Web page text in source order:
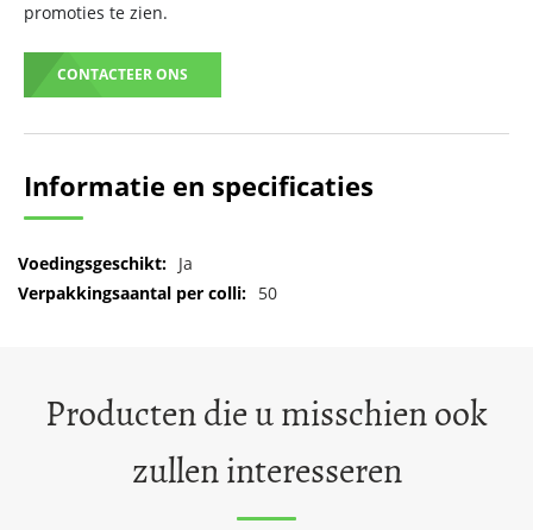
promoties te zien.
CONTACTEER ONS
Informatie en specificaties
Meer
informatie
Ja
50
Producten die u misschien ook
zullen interesseren